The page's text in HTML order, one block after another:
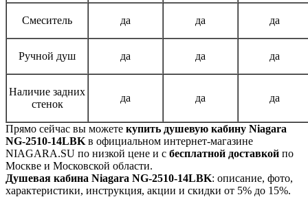
Смеситель да да да
Ручной душ да да да
Наличие задних
стенок
да да да
Прямо сейчас вы можете купить душевую кабину Niagara
NG-2510-14LBK в официальном интернет-магазине
NIAGARA.SU по низкой цене и с бесплатной доставкой по
Москве и Московской области.
Душевая кабина Niagara NG-2510-14LBK: описание, фото,
характеристики, инструкция, акции и скидки от 5% до 15%.